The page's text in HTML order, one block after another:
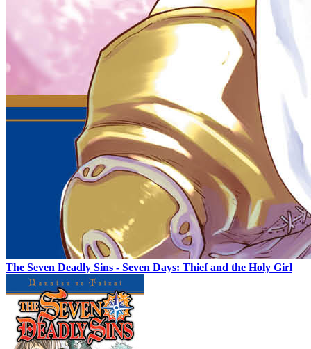
The Seven Deadly Sins - Seven Days: Thief and the Holy Girl